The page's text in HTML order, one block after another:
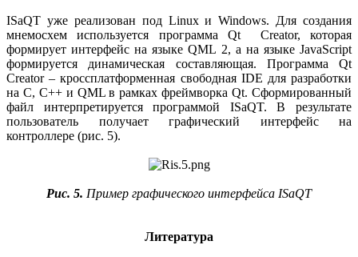
ISaQT уже реализован под Linux и Windows. Для создания
мнемосхем используется программа Qt Creator, которая
формирует интерфейс на языке QML 2, а на языке JavaScript
формируется динамическая составляющая. Программа Qt
Creator – кроссплатформенная свободная IDE для разработки
на С, С++ и QML в рамках фреймворка Qt. Сформированный
файл интерпретируется программой ISaQT. В результате
пользователь получает графический интерфейс на
контроллере (рис. 5).
Рис. 5. Пример графического интерфейса ISaQT
Литература